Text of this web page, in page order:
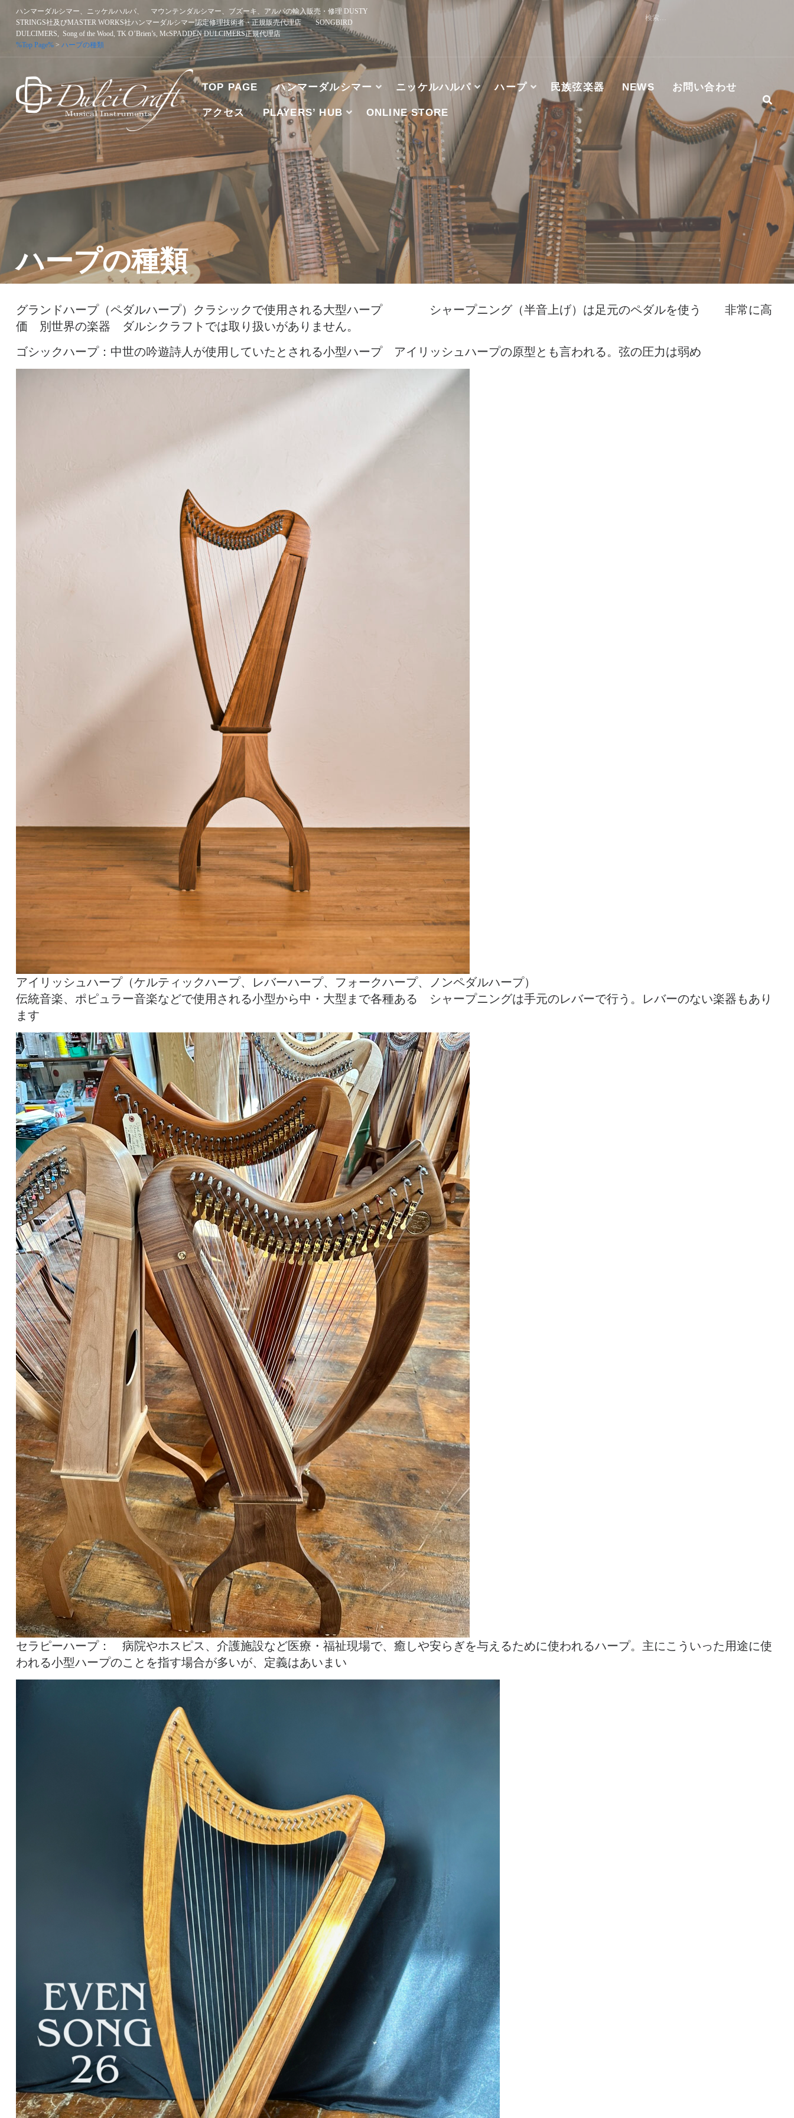
content
ハンマーダルシマー、ニッケルハルパ、 マウンテンダルシマー、ブズーキ、アルパの輸入販売・修理 DUSTY
STRINGS社及びMASTER WORKS社ハンマーダルシマー認定修理技術者・正規販売代理店 SONGBIRD
DULCIMERS, Song of the Wood, TK O’Brien’s, McSPADDEN DULCIMERS正規代理店
索:
%Top Page%> ハープの種類
ハンマーダルシマー、ニッケルハルパ、 マウンテンダルシマー、ブズーキ、アルパの輸入販売・修理 DUSTY STRINGS社及びMASTER WORKS社ハンマーダルシマー認定修理技術
者・正規販売代理店 SONGBIRD DULCIMERS, SONG OF THE WOOD, TK O’BRIEN’S, MCSPADDEN DULCIMERS正規代理店
TOP PAGE ハンマーダルシマー ニッケルハルパ ハープ 民族弦楽器 NEWS お問い合わせ
アクセス PLAYERS’ HUB ONLINE STORE
ハープの種類
グランドハープ（ペダルハープ）クラシックで使用される大型ハープ シャープニング（半音上げ）は足元のペダルを使う 非常に高
価 別世界の楽器 ダルシクラフトでは取り扱いがありません。
ゴシックハープ：中世の吟遊詩人が使用していたとされる小型ハープ アイリッシュハープの原型とも言われる。弦の圧力は弱め
アイリッシュハープ（ケルティックハープ、レバーハープ、フォークハープ、ノンペダルハープ）
伝統音楽、ポピュラー音楽などで使用される小型から中・大型まで各種ある シャープニングは手元のレバーで行う。レバーのない楽器もあり
ます
セラピーハープ： 病院やホスピス、介護施設など医療・福祉現場で、癒しや安らぎを与えるために使われるハープ。主にこういった用途に使
われる小型ハープのことを指す場合が多いが、定義はあいまい